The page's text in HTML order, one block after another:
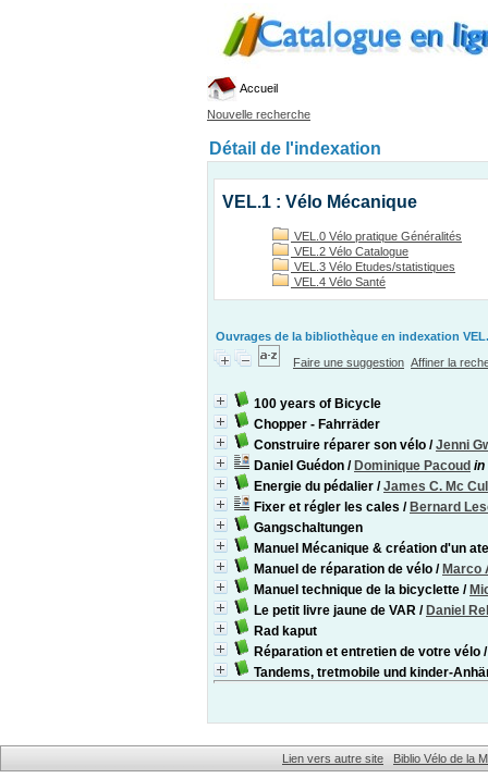
Accueil
Nouvelle recherche
Détail de l'indexation
VEL.1 : Vélo Mécanique
VEL.0 Vélo pratique Généralités
VEL.2 Vélo Catalogue
VEL.3 Vélo Etudes/statistiques
VEL.4 Vélo Santé
Ouvrages de la bibliothèque en indexation
Faire une suggestion Affiner la
100 years of Bicycle
Chopper - Fahrräder
Construire réparer son vélo /Jenni
Daniel Guédon / Dominique Pacoud in
Energie du pédalier /James C. Mc
Fixer et régler les cales / Bernard
Gangschaltungen
Manuel Mécanique & création d'un
Manuel de réparation de vélo / Marco
Manuel technique de la bicyclette /
Le petit livre jaune de VAR / Daniel
Rad kaput
Réparation et entretien de votre vélo
Tandems, tretmobile und kinder-
Lien vers autre site Biblio Vélo de la